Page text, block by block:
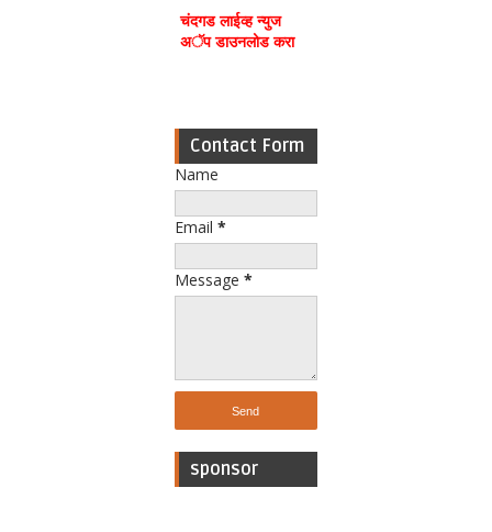
चंदगड लाईव्ह न्युज
अॅप डाउनलोड करा
Contact Form
Name
Email *
Message *
sponsor